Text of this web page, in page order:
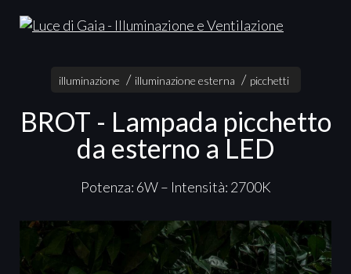
illuminazione illuminazione esterna picchetti
BROT - Lampada picchetto
da esterno a LED
Potenza: 6W – Intensità: 2700K